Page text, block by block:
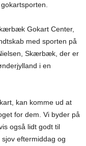
Gokart Center,
med sporten på
Skærbæk, der er
i en
kan komme ud at
for dem. Vi byder på
også lidt godt til
eftermiddag og